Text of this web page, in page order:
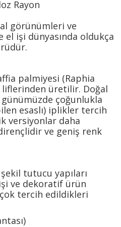
Rayon
görünümleri ve
el işi dünyasında oldukça
palmiyesi (Raphia
liflerinden üretilir. Doğal
çoğunlukla
esaslı) iplikler tercih
versiyonlar daha
dirençlidir ve geniş renk
tutucu yapıları
ve dekoratif ürün
çok tercih edildikleri